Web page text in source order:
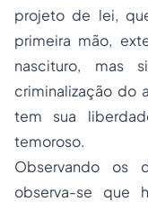
projeto de lei,
primeira mão,
nascituro, mas
criminalização do
tem sua
temoroso.
Observando os
observa-se que